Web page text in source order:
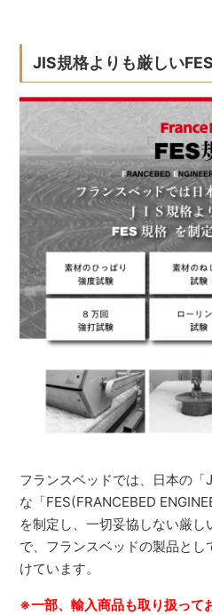
JIS規格よりも厳しい
フランスベッドでは、日本の
な「FES(FRANCEBED
を制定し、一切妥協しない厳し
で、フランスベッドの製品と
けています。
※一部、輸入商品も取り扱って